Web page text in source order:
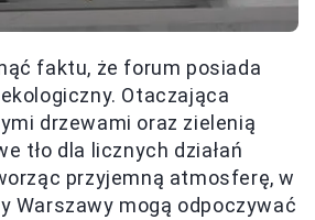
faktu, że forum posiada
Otaczająca
drzewami oraz zielenią
tło dla licznych działań
przyjemną atmosferę, w
Warszawy mogą odpoczywać